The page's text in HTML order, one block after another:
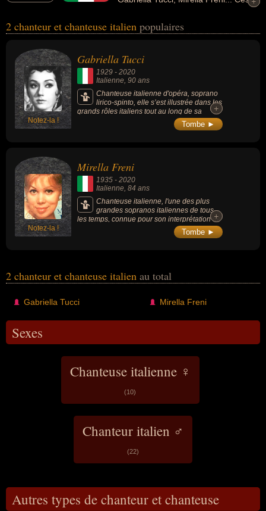
l'art, de la musique ou de l'opéra. Ces célébrités peuvent
ou musicien.
2 chanteur et chanteuse italien populaires
Notez-la !
Gabriella Tucci
1929 - 2020
Italienne, 90 ans
Chanteuse italienne d'opéra, soprano
lirico-spinto, elle s’est illustrée dans les
grands rôles italiens tout au long de sa
carrière et a brillé sur le répertoire de Puccini
+
+
Tombe ►
Notez-la !
Mirella Freni
1935 - 2020
Italienne , 84 ans
Chanteuse italienne, l'une des plus
grandes sopranos italiennes de tous
les temps, connue pour son interprétation de
l'opéra « La Bohème » (de Giacomo
+
+
Tombe ►
2 chanteur et chanteuse italien au total
Gabriella Tucci Mirella Freni
Sexes
Chanteuse italienne ♀
(10)
Chanteur italien ♂
(22)
Autres types de chanteur et chanteuse